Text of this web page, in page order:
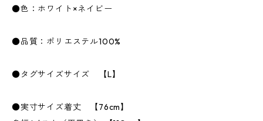
●色：ホワイト×ネイビー
●品質：ポリエステル100%
●タグサイズサイズ 【L】
●実寸サイズ着丈 【76cm】